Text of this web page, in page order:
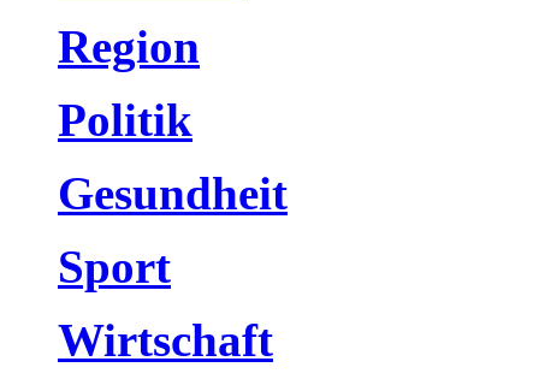
Region
Politik
Gesundheit
Sport
Wirtschaft